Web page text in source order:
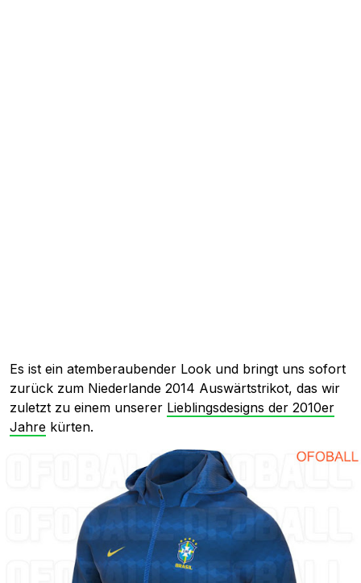
Es ist ein atemberaubender Look und bringt uns sofort
zurück zum Niederlande 2014 Auswärtstrikot, das wir
zuletzt zu einem unserer Lieblingsdesigns der 2010er
Jahre kürten.